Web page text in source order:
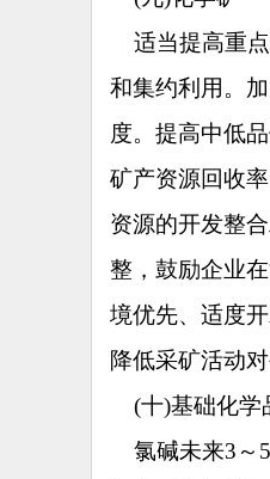
适当提高重点
和集约利用。
度。提高中低
矿产资源回收
资源的开发整
整，鼓励企业
境优先、适度
降低采矿活动
(十)基础化学
氯碱未来3～